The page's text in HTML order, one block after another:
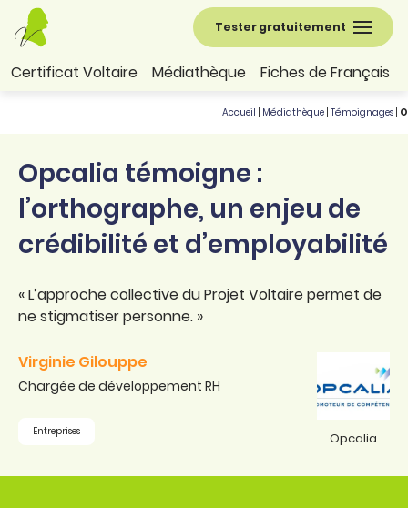
Tester gratuitement
Certificat Voltaire Médiathèque Fiches de Français
Accueil Médiathèque Témoignages
Opcalia témoigne :
l’orthographe, un enjeu de
crédibilité et d’employabilité
« L’approche collective du Projet Voltaire permet de
ne stigmatiser personne. »
Virginie Gilouppe
Chargée de développement RH
Entreprises Opcalia